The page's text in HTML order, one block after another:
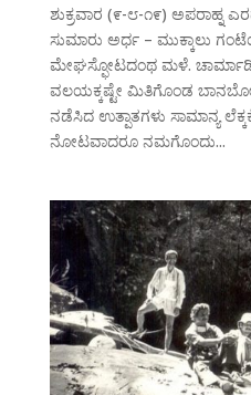
ಶುಕ್ರವಾರ (೯-೮-೧೯)
ಸುಮಾರು ಅರ್ಧ – ಮುಕ್ಕಾಲು
ಮೇಘಸ್ಫೋಟದಂಥ ಮಳೆ.
ವಲಯಕ್ಕಷ್ಟೇ ಮಿತಿಗೊಂಡ
ನಡೆಸಿದ ಉತ್ಪಾತಗಳು ಸಾಮಾನ್ಯ
ನೋಟವಾದರೂ ನಮಗೊಂದು...